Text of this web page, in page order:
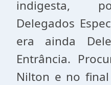
indigesta,
Delegados
era ainda
Entrância.
Nilton e no